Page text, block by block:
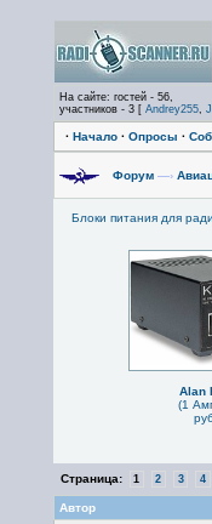
На сайте: гостей - 56,
участников - 3 [ Andrey255,
· Начало· Опросы ·
Форум —›
Блоки питания для
Alan
(1
Страница: 1 2 3 4
Автор